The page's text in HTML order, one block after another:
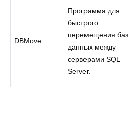
DBMove
Программа для
быстрого
перемещения баз
данных между
серверами SQL
Server.